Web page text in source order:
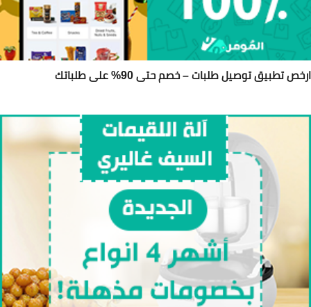
تطبيق توصيل طلبات – خصم حتى 90% على طلباتك